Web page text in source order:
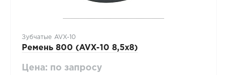
Зубчатые AVX-10
Ремень 800 (AVX-10 8,5х8)
Цена: по запросу